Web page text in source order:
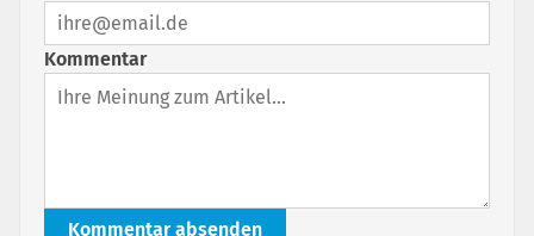
Kommentar
Kommentar absenden